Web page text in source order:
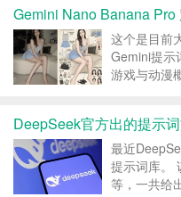
极繁画面风
Gemini Nano Banana
这个是目前
Gemini提示
游戏与动漫
角色的穿着
DeepSeek官方出的提示词
最近
提示词库。
等，一共给